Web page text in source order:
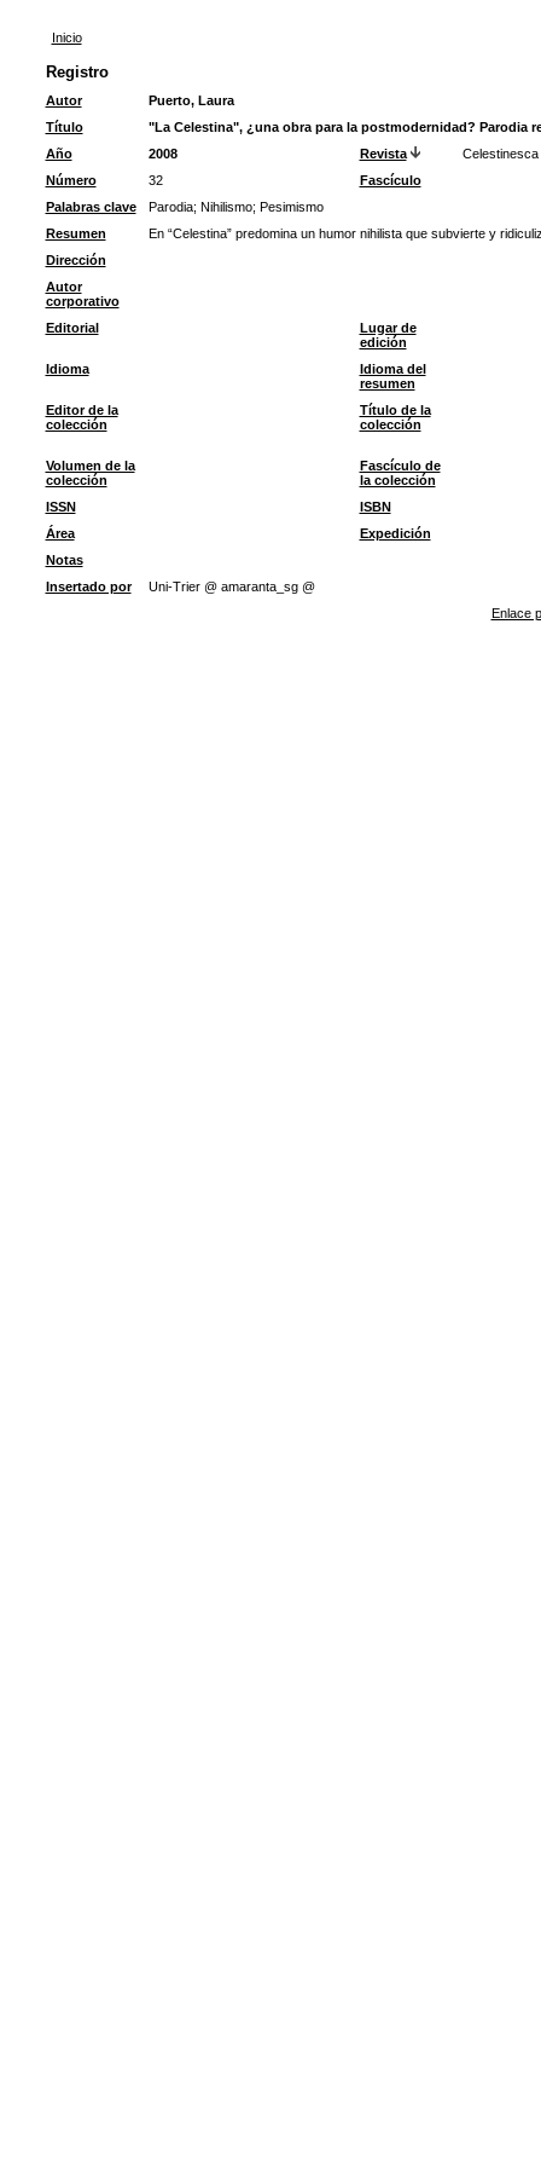
Inicio
Registro
Autor
Puerto, Laura
Título
"La Celestina", ¿una obra para la postmodernidad? Parodia
Año
2008 Revista
Celestinesca
Número
32
Fascículo
Palabras clave
Parodia; Nihilismo; Pesimismo
Resumen
En “Celestina” predomina un humor nihilista que subvierte y
Dirección
Autor
corporativo
Editorial
Lugar de
edición
Idioma
Idioma del
resumen
Editor de la
colección
Título de la
colección
Volumen de la
colección
Fascículo de
la colección
ISSN
ISBN
Área
Expedición
Notas
Insertado por
Uni-Trier @ amaranta_sg @
Enlace